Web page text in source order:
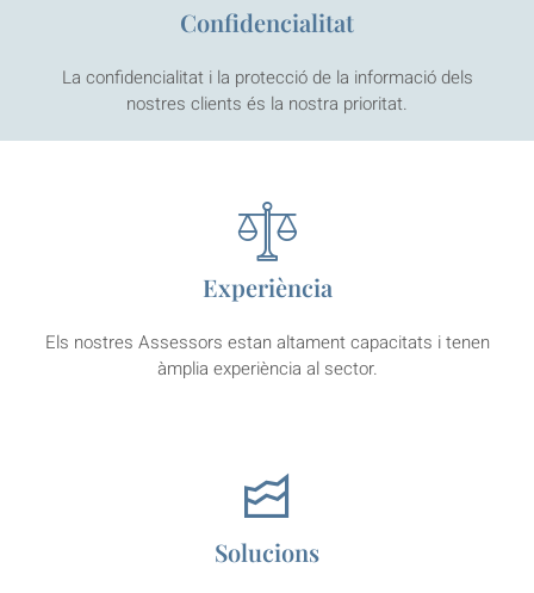
Confidencialitat
La confidencialitat i la protecció de la informació dels
nostres clients és la nostra prioritat.
Experiència
Els nostres Assessors estan altament capacitats i tenen
àmplia experiència al sector.
Solucions